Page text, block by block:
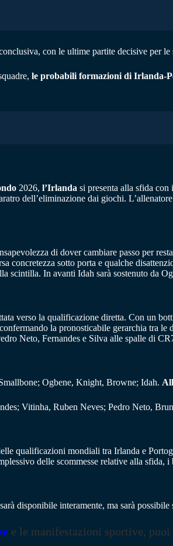
con le ultime partite decisive per
le probabili formazioni di Irlanda-
2026, l’Irlanda si presenta alla sfida con
dell’eliminazione dai giochi.
di dover cambiare passo per
concretezza sotto porta e qualche
scintilla. In avanti Idah sarà sostenuto da
verso la qualificazione diretta. Con un
la pronosticabile gerarchia tra
Neto, Fernandes e Silva alle spalle di
Ogbene, Knight, Browne; Idah.
Vitinha, Ruben Neves; Pedro Neto,
qualificazioni mondiali tra Irlanda e
delle scommesse relative alla
disponibile interamente, ma sarà
e le manifestazioni sportive,